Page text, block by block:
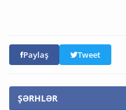
Paylaş Tweet
ŞƏRHLƏR